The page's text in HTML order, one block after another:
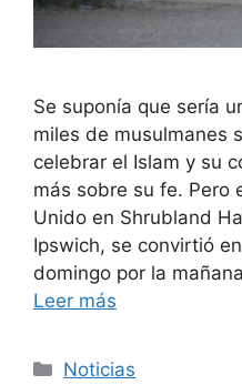
Se suponía que sería
miles de musulmanes
celebrar el Islam y su
más sobre su fe. Pero
Unido en Shrubland
Ipswich, se convirtió
domingo por la
Leer más
Categorías
Noticias